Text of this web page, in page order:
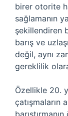
birer otorite
sağlamanın
şekillendiren
barış ve
değil, aynı
gereklilik
Özellikle 20.
çatışmaların